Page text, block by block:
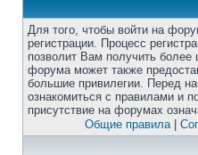
Для того, чтобы войти на
регистрации. Процесс
позволит Вам получить
форума может также
большие привилегии. Перед
ознакомиться с правилами и
присутствие на форумах
Общие правила|